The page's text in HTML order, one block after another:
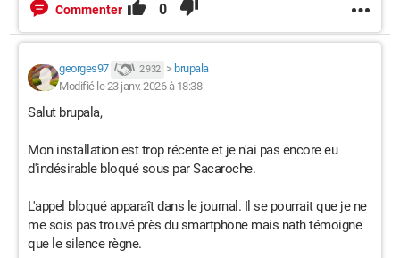
Commenter 0
georges97 2 932 > brupala
Modifié le 23 janv. 2026 à 18:38
Salut brupala,
Mon installation est trop récente et je n'ai pas encore eu
d'indésirable bloqué sous par Sacaroche.
L'appel bloqué apparaît dans le journal. Il se pourrait que je ne
me sois pas trouvé près du smartphone mais nath témoigne
que le silence règne.